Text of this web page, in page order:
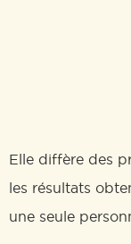
Elle diffère des
les résultats
une seule